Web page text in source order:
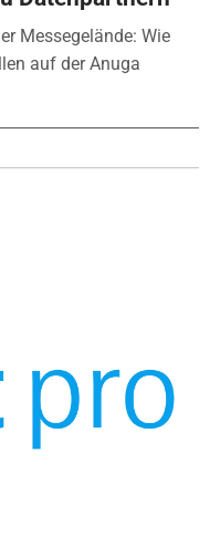
Messegelände: Wie
auf der Anuga